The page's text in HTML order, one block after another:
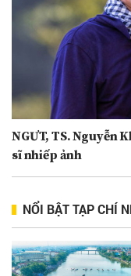
NGƯT, TS. Nguyễn
sĩ nhiếp ảnh
NỔI BẬT TẠP CHÍ